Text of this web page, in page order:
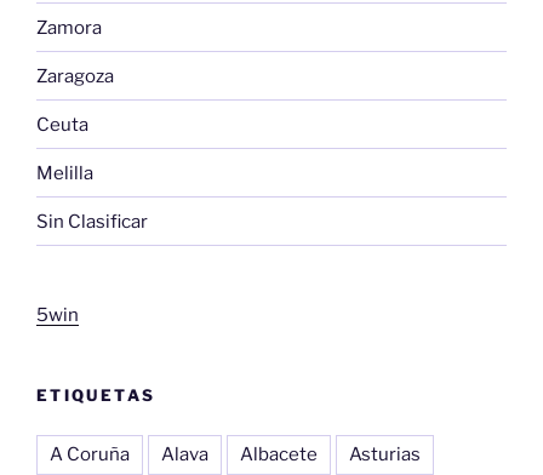
Zamora
Zaragoza
Ceuta
Melilla
Sin Clasificar
5win
ETIQUETAS
A Coruña Alava Albacete Asturias